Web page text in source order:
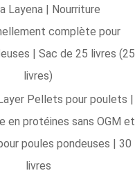
Layena | Nourriture
complète pour
| Sac de 25 livres (25
livres)
Pellets pour poulets |
en protéines sans OGM et
poules pondeuses | 30
livres